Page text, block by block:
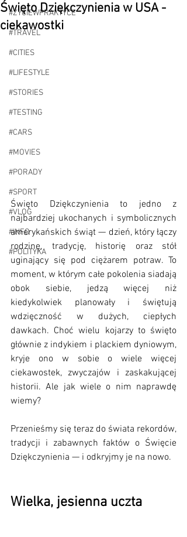
#ŻYCIEWPRAKTYCE
#TRAVEL
#CITIES
#LIFESTYLE
#STORIES
#TESTING
#CARS
#MOVIES
#PORADY
#SPORT
#VLOG
#INFO
#POLITYKA
Święto Dziękczynienia w USA -
ciekawostki
Święto Dziękczynienia to jedno z
najbardziej ukochanych i symbolicznych
amerykańskich świąt — dzień, który łączy
rodzinę, tradycję, historię oraz stół
uginający się pod ciężarem potraw. To
moment, w którym całe pokolenia siadają
obok siebie, jedzą więcej niż
kiedykolwiek planowały i świętują
wdzięczność w dużych, ciepłych
dawkach. Choć wielu kojarzy to święto
głównie z indykiem i plackiem dyniowym,
kryje ono w sobie o wiele więcej
ciekawostek, zwyczajów i zaskakującej
historii. Ale jak wiele o nim naprawdę
wiemy?
Przenieśmy się teraz do świata rekordów,
tradycji i zabawnych faktów o Święcie
Dziękczynienia — i odkryjmy je na nowo.
Wielka, jesienna uczta